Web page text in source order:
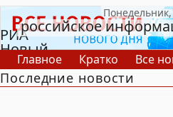
РИА
Новый
День
российское
Главное Кратко Все
В России
В мире
Последние новости